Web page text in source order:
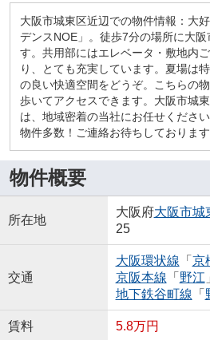
大阪市城東区近辺での物件情報：大
デンスNOE」。徒歩7分の場所に大
す。共用部にはエレベータ・敷地内
り、とても充実しています。夏場は
の良い快適空間をどうぞ。こちらの
歩いてアクセスできます。大阪市城
は、地域密着の当社にお任せくださ
物件多数！ご連絡お待ちしております
物件概要
所在地
大阪府大阪市城
25
交通
大阪環状線 「 京
京阪本線 「 野江
地下鉄谷町線 「
賃料 5.8万円